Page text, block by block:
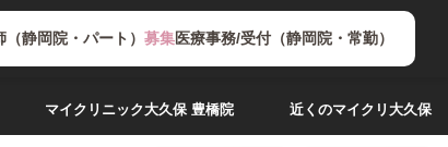
（静岡院・パート） 募集医療事務/受付（静岡院・常勤）
マイクリニック大久保 豊橋院 近くのマイクリ大久保